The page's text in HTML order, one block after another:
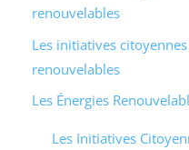
renouvelables
Les initiatives
renouvelables
Les Énergies
Les Initiatives